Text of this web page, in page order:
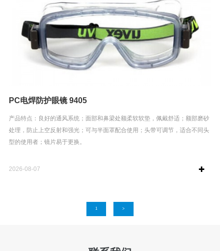
PC电焊防护眼镜 9405
产品特点：良好的通风系统；面部和鼻梁处额柔软软垫，佩戴舒适；额部磨砂
处理，防止上空反射和强光；可与半面罩配合使用；头带可调节，适合不同头
型的使用者；镜片易于更换。
2026-08-07
1 >